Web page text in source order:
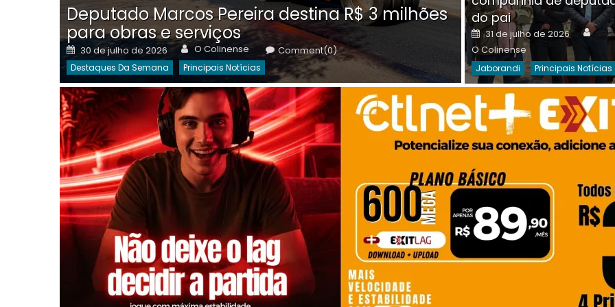
Deputado Marcos Pereira destina R$ 3 milhões
para obras e serviços
Posted
on
30 de julho de 2026 Author
O Colinense Comment(0)
Destaques Da Semana Principais Notícias
on
30 de julho de 2026 O
Destaques Da Semana
do pai
Posted
on
31 de julho de 2026
O Colinense
Jaborandi Principais Notícias